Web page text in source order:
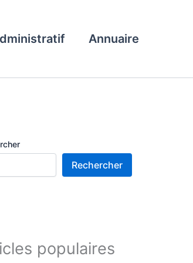
Annuaire
Rechercher
populaires